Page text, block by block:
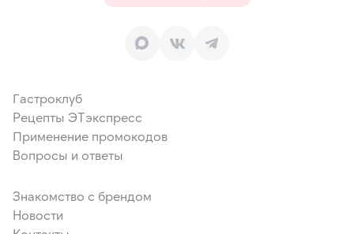
Гастроклуб
Рецепты ЭТэкспресс
Применение промокодов
Вопросы и ответы
Знакомство с брендом
Новости